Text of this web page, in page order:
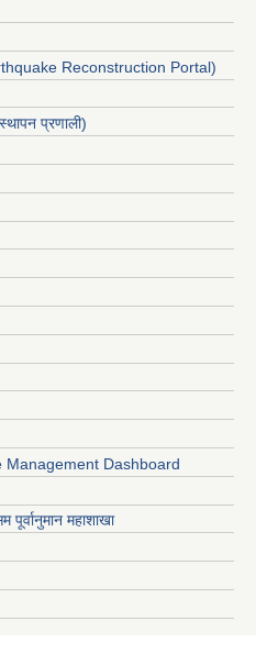
Reconstruction Portal)
प्रणाली)
Management Dashboard
पूर्वानुमान महाशाखा